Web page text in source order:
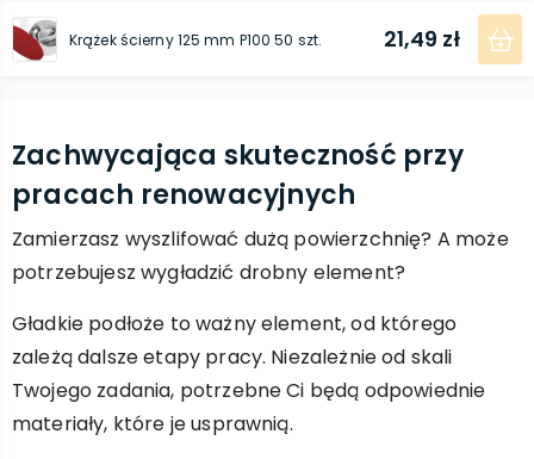
Krążek ścierny 125 mm P100 50 szt. 21,49 zł
Zachwycająca skuteczność przy
pracach renowacyjnych
Zamierzasz wyszlifować dużą powierzchnię? A może
potrzebujesz wygładzić drobny element?
Gładkie podłoże to ważny element, od którego
zależą dalsze etapy pracy. Niezależnie od skali
Twojego zadania, potrzebne Ci będą odpowiednie
materiały, które je usprawnią.